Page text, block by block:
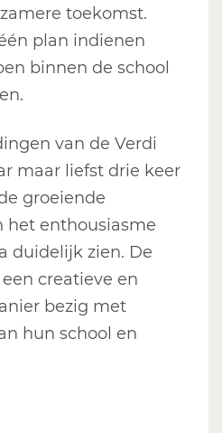
toekomst.
plan indienen
binnen de school
van de Verdi
maar liefst drie keer
groeiende
het enthousiasme
duidelijk zien. De
creatieve en
bezig met
hun school en